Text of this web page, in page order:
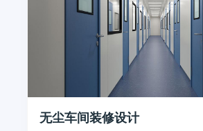
无尘车间装修设计